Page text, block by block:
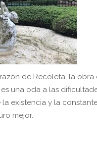
de Recoleta, la obra
una oda a las
existencia y la
mejor.